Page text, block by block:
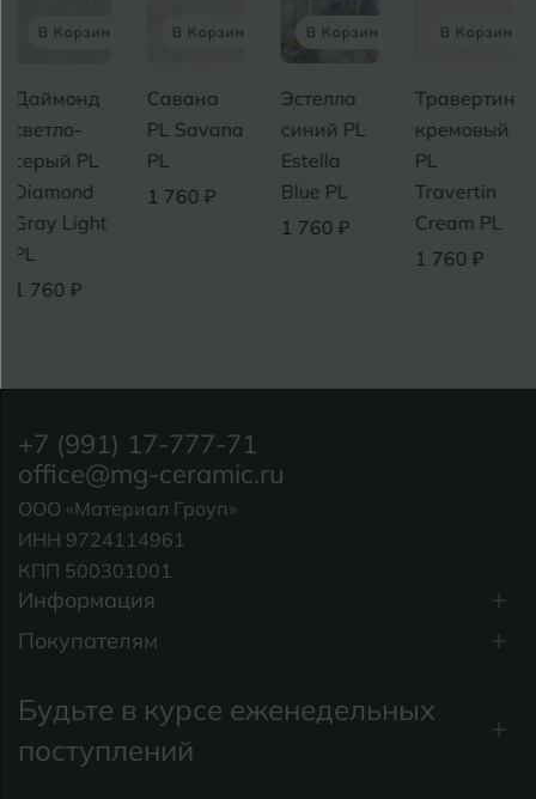
В Корзину
Савана
PL Savana
PL
1 760 ₽
В Корзину
Эстелла
синий PL
Estella
Blue PL
В Корзину
Травертин
кремовый
PL
Travertin
Cream PL
В Корзину
Спайдер
PL
(Сепидар)
Spaider PL
(Sepidar)
1 760 ₽
Информация
Покупателям
+7 (991) 17-777-71
office@mg-ceramic.ru
ООО «Материал Гроуп»
ИНН 9724114961
КПП 500301001
Будьте в курсе еженедельных
поступлений